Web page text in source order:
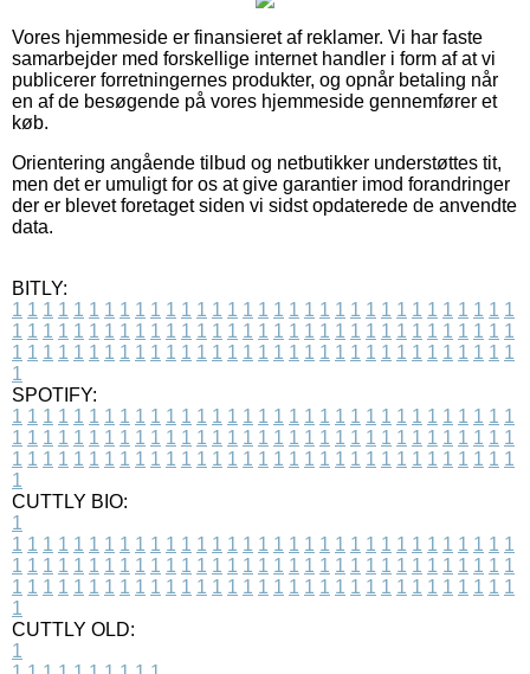
Vores hjemmeside er finansieret af reklamer. Vi har faste
samarbejder med forskellige internet handler i form af at vi
publicerer forretningernes produkter, og opnår betaling når
en af de besøgende på vores hjemmeside gennemfører et
køb.
Orientering angående tilbud og netbutikker understøttes tit,
men det er umuligt for os at give garantier imod forandringer
der er blevet foretaget siden vi sidst opdaterede de anvendte
data.
BITLY:
1 1 1 1 1 1 1 1 1 1 1 1 1 1 1 1 1 1 1 1 1 1 1 1 1 1 1 1 1 1 1 1 1
1 1 1 1 1 1 1 1 1 1 1 1 1 1 1 1 1 1 1 1 1 1 1 1 1 1 1 1 1 1 1 1 1
1 1 1 1 1 1 1 1 1 1 1 1 1 1 1 1 1 1 1 1 1 1 1 1 1 1 1 1 1 1 1 1 1
1
SPOTIFY:
1 1 1 1 1 1 1 1 1 1 1 1 1 1 1 1 1 1 1 1 1 1 1 1 1 1 1 1 1 1 1 1 1
1 1 1 1 1 1 1 1 1 1 1 1 1 1 1 1 1 1 1 1 1 1 1 1 1 1 1 1 1 1 1 1 1
1 1 1 1 1 1 1 1 1 1 1 1 1 1 1 1 1 1 1 1 1 1 1 1 1 1 1 1 1 1 1 1 1
1
CUTTLY BIO:
1
1 1 1 1 1 1 1 1 1 1 1 1 1 1 1 1 1 1 1 1 1 1 1 1 1 1 1 1 1 1 1 1 1
1 1 1 1 1 1 1 1 1 1 1 1 1 1 1 1 1 1 1 1 1 1 1 1 1 1 1 1 1 1 1 1 1
1 1 1 1 1 1 1 1 1 1 1 1 1 1 1 1 1 1 1 1 1 1 1 1 1 1 1 1 1 1 1 1 1
1
CUTTLY OLD:
1